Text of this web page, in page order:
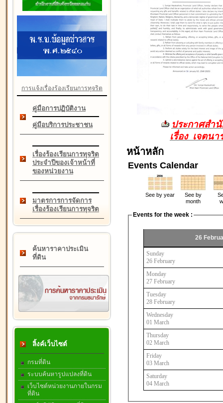
การแจ้งเรื่องร้องเรียนการทุจริต
คู่มือการปฏิบัติงาน
คู่มือบริการประชาชน
เรื่องร้องเรียนการทุจริต
ประจำปีของเจ้าหน้าที่
ของหน่วยงาน
มาตรการการจัดการ
เรื่องร้องเรียนการทุจริต
ค้นหาราคาประเมิน
ที่ดิน
ลิ้งค์เว็บไซต์
กรมที่ดิน
ระบบค้นหารูปแปลงที่ดิน
เว็บไซต์หน่วยงานภายในกรม
ที่ดิน
ประกาศสำ
เรื่อง เจตน
หน้าหลัก
Events Calendar
See by year
See by
month
Events for the week :
26
Sunday
26 February
Monday
27 February
Tuesday
28 February
Wednesday
01 March
Thursday
02 March
Friday
03 March
Saturday
04 March